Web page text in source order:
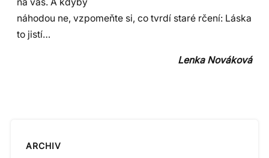
na vás. A kdyby
náhodou ne, vzpomeňte si, co tvrdí staré rčení: Láska
to jistí…
Lenka Nováková
ARCHIV